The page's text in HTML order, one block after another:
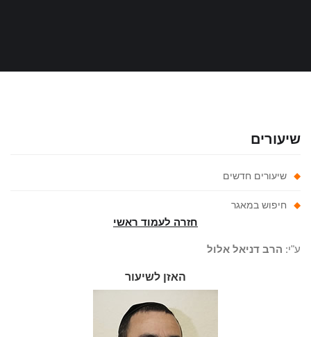
שיעורים חדשים
חיפוש במאגר
חזרה לעמוד ראשי
הרב דניאל אלול
האזן לשיעור